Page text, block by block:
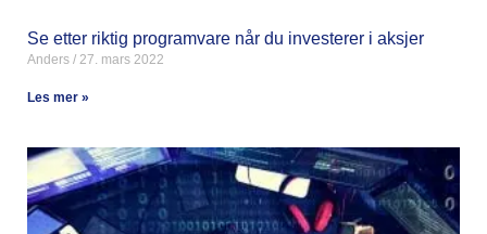
Se etter riktig programvare når du investerer i aksjer
Anders 27. mars 2022
Les mer »